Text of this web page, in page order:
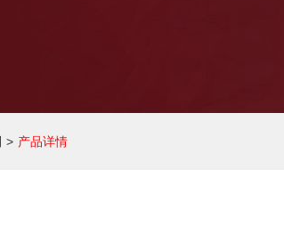
> 产品详情